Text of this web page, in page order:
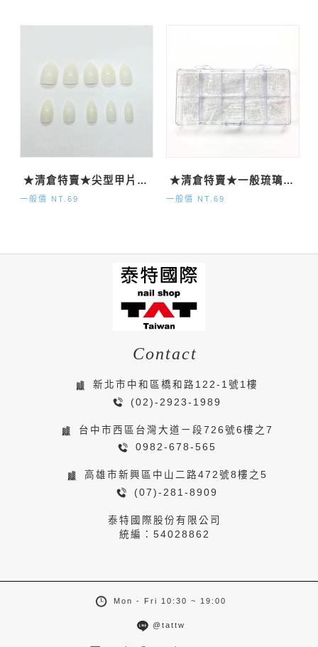
★清倉特賣★尖型甲片-自然500P
一般價 NT.69
★清倉特賣★一般琉璃甲片120P
一般價 NT.69
Contact
新北市中和區橋和路122-1號1樓
(02)-2923-1989
台中市西區台灣大道ㄧ段726號6樓之7
0982-678-565
高雄市新興區中山二路472號8樓之5
(07)-281-8909
泰特國際股份有限公司
統編：54028862
Mon - Fri 10:30 ~ 19:00
@tattw